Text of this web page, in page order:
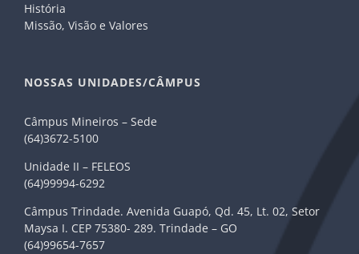
História
Missão, Visão e Valores
NOSSAS UNIDADES/CÂMPUS
Câmpus Mineiros – Sede
(64)3672-5100
Unidade II – FELEOS
(64)99994-6292
Câmpus Trindade. Avenida Guapó, Qd. 45, Lt. 02, Setor
Maysa I. CEP 75380- 289. Trindade – GO
(64)99654-7657